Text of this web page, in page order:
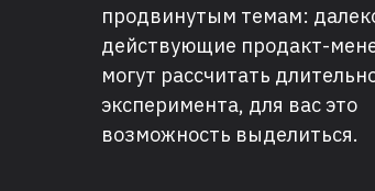
продвинутым темам:
действующие продакт-
могут рассчитать
эксперимента, для вас это
возможность выделиться.